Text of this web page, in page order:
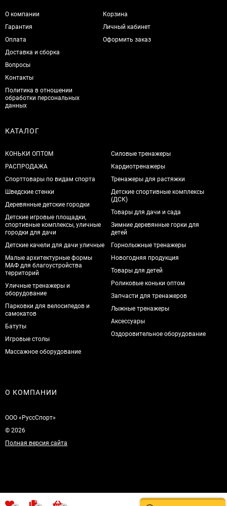
О компании
Гарантия
Оплата
Доставка и сборка
Вопросы
Контакты
Политика в отношении
обработки персональных
данных
Корзина
Личный кабинет
Оформить заказ
КАТАЛОГ
КОНЬКИ ОПТОМ
РАСПРОДАЖА
Спорттовары по видам спорта
Шведские стенки
Деревянные детские городки
Детские игровые площадки,
спортивные комплексы, уличные
городки для дачи
Детские качели для дачи уличные
Малые архитектурные формы
МАФ для благоустройства
территорий
Уличные тренажеры и
оборудование
Парковки для велосипедов и
самокатов
Батуты
Игровые столы
Массажное оборудование
Силовые тренажеры
Кардиотренажеры
Тренажеры для растяжки
Детские спортивные комплексы
(ДСК)
Товары для дачи и сада
Зимние деревянные горки для
детей
Горнолыжные тренажеры
Новогодняя продукция
Товары для детей
Роликовые коньки оптом
Запчасти для тренажеров
Лыжные тренажеры
Аксессуары
Оздоровительное оборудование
О КОМПАНИИ
ООО «РуссСпорт»
© 2026
Полная версия сайта